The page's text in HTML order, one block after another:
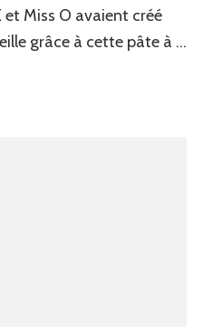
et Miss O avaient créé
grâce à cette pâte à …